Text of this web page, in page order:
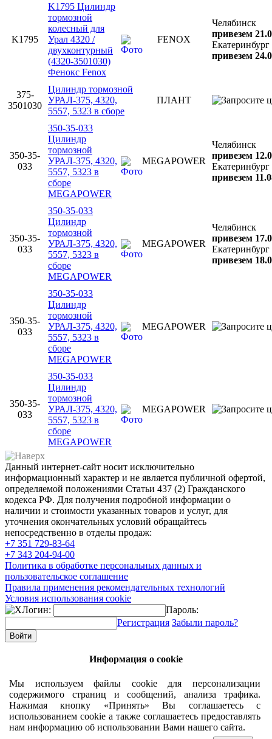
K1795
K1795 Цилиндр
тормозной
колесный для
Урал 4320 /
двухконтурный
(4320-3501030)
Фенокс Fenox
FENOX
Челябинск
привезем
Екатеринбург
привезем
375-
3501030
Цилиндр тормозной
УРАЛ-375, 4320,
5557, 5323 в сборе
ПЛАНТ
350-35-
033
350-35-033
Цилиндр
тормозной
УРАЛ-375, 4320,
5557, 5323 в
сборе
MEGAPOWER
MEGAPOWER
Челябинск
привезем
Екатеринбург
привезем
350-35-
033
350-35-033
Цилиндр
тормозной
УРАЛ-375, 4320,
5557, 5323 в
сборе
MEGAPOWER
MEGAPOWER
Челябинск
привезем
Екатеринбург
привезем
350-35-
033
350-35-033
Цилиндр
тормозной
УРАЛ-375, 4320,
5557, 5323 в
сборе
MEGAPOWER
MEGAPOWER
350-35-
033
350-35-033
Цилиндр
тормозной
УРАЛ-375, 4320,
5557, 5323 в
сборе
MEGAPOWER
MEGAPOWER
Данный интернет-сайт носит исключительно
информационный характер и не является публичной офертой,
определяемой положениями Статьи 437 (2) Гражданского
кодекса РФ. Для получения подробной информации о
наличии и стоимости указанных товаров и услуг, для
уточнения окончательных условий обращайтесь
непосредственно в отделы продаж:
+7 351 729-83-64
+7 343 204-94-00
Политика в обработке персональных данных и
пользовательское соглашение
Правила применения рекомендательных технологий
Условия использования cookie
Логин:
Пароль:
Регистрация Забыли пароль?
Информация о cookie
Мы используем файлы cookie для персонализации
содержимого страниц и сообщений, анализа трафика.
Нажимая кнопку «Принять» Вы соглашаетесь с
использованием cookie а также соглашаетесь предоставлять
нам информацию об использовании Вами нашего сайта.